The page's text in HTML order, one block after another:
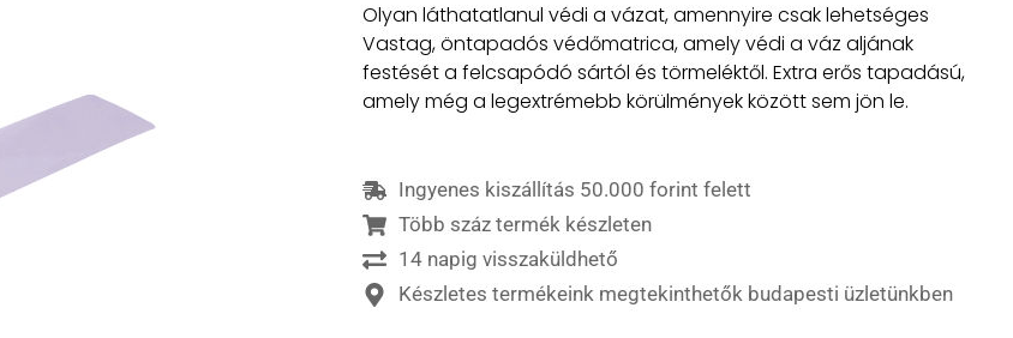
Olyan láthatatlanul védi a vázat, amennyire csak lehetséges
Vastag, öntapadós védőmatrica, amely védi a váz aljának
festését a felcsapódó sártól és törmeléktől. Extra erős tapadású,
amely még a legextrémebb körülmények között sem jön le.
Ingyenes kiszállítás 50.000 forint felett
Több száz termék készleten
14 napig visszaküldhető
Készletes termékeink megtekinthetők budapesti üzletünkben